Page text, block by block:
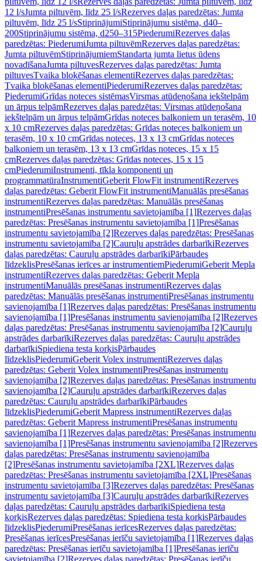
12 l/sJumta piltuvēm, līdz 25 l/sRezerves daļas paredzētas: Jumta
piltuvēm, līdz 25 l/sStiprinājumiStiprinājumu sistēma, d40–
200Stiprinājumu sistēma, d250–315PiederumiRezerves daļas
paredzētas: PiederumiJumta piltuvēmRezerves daļas paredzētas:
Jumta piltuvēmStiprinājumiemStandarta jumta lietus ūdens
novadīšanaJumta piltuvesRezerves daļas paredzētas: Jumta
piltuvesTvaika bloķēšanas elementiRezerves daļas paredzētas:
Tvaika bloķēšanas elementiPiederumiRezerves daļas paredzētas:
PiederumiGrīdas noteces sistēmasVirsmas atūdeņošana iekštelpām
un ārpus telpāmRezerves daļas paredzētas: Virsmas atūdeņošana
iekštelpām un ārpus telpāmGrīdas noteces balkoniem un terasēm, 10
x 10 cmRezerves daļas paredzētas: Grīdas noteces balkoniem un
terasēm, 10 x 10 cmGrīdas noteces, 13 x 13 cmGrīdas noteces
balkoniem un terasēm, 13 x 13 cmGrīdas noteces, 15 x 15
cmRezerves daļas paredzētas: Grīdas noteces, 15 x 15
cmPiederumiInstrumenti, tīkla komponenti un
programmatūraInstrumentiGeberit FlowFit instrumentiRezerves
daļas paredzētas: Geberit FlowFit instrumentiManuālās presēšanas
instrumentiRezerves daļas paredzētas: Manuālās presēšanas
instrumentiPresēšanas instrumentu savietojamība [1]Rezerves daļas
paredzētas: Presēšanas instrumentu savietojamība [1]Presēšanas
instrumentu savietojamība [2]Rezerves daļas paredzētas: Presēšanas
instrumentu savietojamība [2]Cauruļu apstrādes darbarīkiRezerves
daļas paredzētas: Cauruļu apstrādes darbarīkiPārbaudes
līdzeklisPresēšanas ierīces ar instrumentiemPiederumiGeberit Mepla
instrumentiRezerves daļas paredzētas: Geberit Mepla
instrumentiManuālās presēšanas instrumentiRezerves daļas
paredzētas: Manuālās presēšanas instrumentiPresēšanas instrumentu
savienojamība [1]Rezerves daļas paredzētas: Presēšanas instrumentu
savienojamība [1]Presēšanas instrumentu savienojamība [2]Rezerves
daļas paredzētas: Presēšanas instrumentu savienojamība [2]Cauruļu
apstrādes darbarīkiRezerves daļas paredzētas: Cauruļu apstrādes
darbarīkiSpiediena testa korķisPārbaudes
līdzeklisPiederumiGeberit Volex instrumentiRezerves daļas
paredzētas: Geberit Volex instrumentiPresēšanas instrumentu
savienojamība [2]Rezerves daļas paredzētas: Presēšanas instrumentu
savienojamība [2]Cauruļu apstrādes darbarīkiRezerves daļas
paredzētas: Cauruļu apstrādes darbarīkiPārbaudes
līdzeklisPiederumiGeberit Mapress instrumentiRezerves daļas
paredzētas: Geberit Mapress instrumentiPresēšanas instrumentu
savienojamība [1]Rezerves daļas paredzētas: Presēšanas instrumentu
savienojamība [1]Presēšanas instrumentu savienojamība [2]Rezerves
daļas paredzētas: Presēšanas instrumentu savienojamība
[2]Presēšanas instrumentu savietojamība [2XL]Rezerves daļas
paredzētas: Presēšanas instrumentu savietojamība [2XL]Presēšanas
instrumentu savietojamība [3]Rezerves daļas paredzētas: Presēšanas
instrumentu savietojamība [3]Cauruļu apstrādes darbarīkiRezerves
daļas paredzētas: Cauruļu apstrādes darbarīkiSpiediena testa
korķisRezerves daļas paredzētas: Spiediena testa korķisPārbaudes
līdzeklisPiederumiPresēšanas ierīcesRezerves daļas paredzētas:
Presēšanas ierīcesPresēšanas ierīču savietojamība [1]Rezerves daļas
paredzētas: Presēšanas ierīču savietojamība [1]Presēšanas ierīču
savietojamība [2]Rezerves daļas paredzētas: Presēšanas ierīču